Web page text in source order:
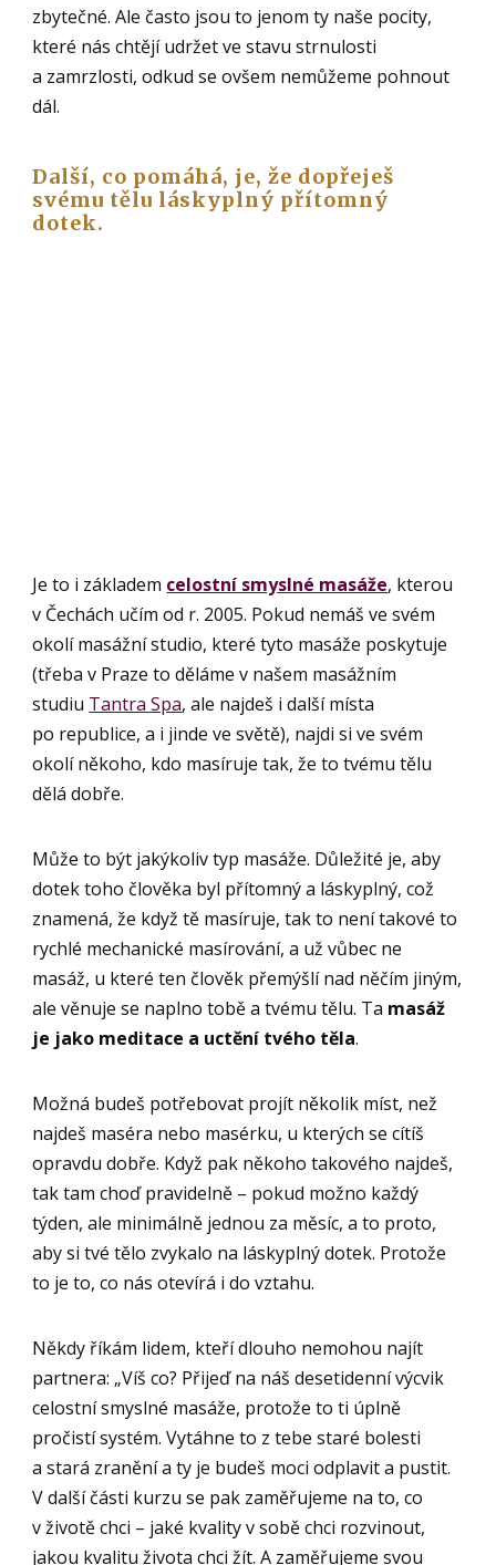
zbytečné. Ale často jsou to jenom ty naše pocity,
které nás chtějí udržet ve stavu strnulosti
a zamrzlosti, odkud se ovšem nemůžeme pohnout
dál.
Další, co pomáhá, je, že dopřeješ
svému tělu láskyplný přítomný
dotek.
Je to i základem celostní smyslné masáže, kterou
v Čechách učím od r. 2005. Pokud nemáš ve svém
okolí masážní studio, které tyto masáže poskytuje
(třeba v Praze to děláme v našem masážním
studiu Tantra Spa, ale najdeš i další místa
po republice, a i jinde ve světě), najdi si ve svém
okolí někoho, kdo masíruje tak, že to tvému tělu
dělá dobře.
Může to být jakýkoliv typ masáže. Důležité je, aby
dotek toho člověka byl přítomný a láskyplný, což
znamená, že když tě masíruje, tak to není takové to
rychlé mechanické masírování, a už vůbec ne
masáž, u které ten člověk přemýšlí nad něčím jiným,
ale věnuje se naplno tobě a tvému tělu. Ta masáž
je jako meditace a uctění tvého těla.
Možná budeš potřebovat projít několik míst, než
najdeš maséra nebo masérku, u kterých se cítíš
opravdu dobře. Když pak někoho takového najdeš,
tak tam choď pravidelně – pokud možno každý
týden, ale minimálně jednou za měsíc, a to proto,
aby si tvé tělo zvykalo na láskyplný dotek. Protože
to je to, co nás otevírá i do vztahu.
Někdy říkám lidem, kteří dlouho nemohou najít
partnera: „Víš co? Přijeď na náš desetidenní výcvik
celostní smyslné masáže, protože to ti úplně
pročistí systém. Vytáhne to z tebe staré bolesti
a stará zranění a ty je budeš moci odplavit a pustit.
V další části kurzu se pak zaměřujeme na to, co
v životě chci – jaké kvality v sobě chci rozvinout,
jakou kvalitu života chci žít. A zaměřujeme svou